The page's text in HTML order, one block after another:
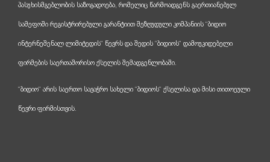
პასუხისმგებლობის საზოგადოება, რომელიც წარმოადგენს გაერთიანებულ
სამეფოში რეგისტრირებული გარანტიით შეზღუდული კომპანიის “ბიდიო
ინტერნეშენალ ლიმიტედის” წევრს და შედის “ბიდიოს” დამოუკიდებელი
ფირმების საერთაშორისო ქსელის შემადგენლობაში.
“ბიდიო” არის საერთო სავაჭრო სახელი “ბიდიოს” ქსელისა და მისი თითოეული
წევრი ფირმისთვის.